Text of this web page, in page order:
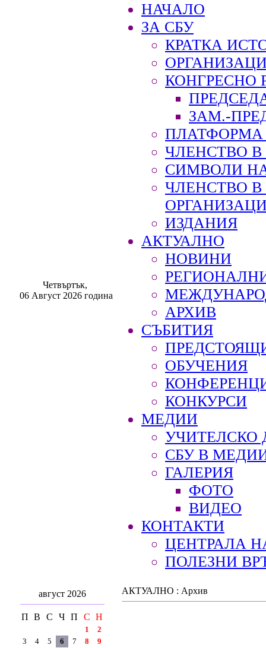
Четвъртък,
06 Август 2026 година
НАЧАЛО
ЗА СБУ
КРАТКА
КОНГРЕСНО
ЗАМ.-
ПЛАТФОРМА
ЧЛЕНСТВО В
СИМВОЛИ
ЧЛЕНСТВО
ИЗДАНИЯ
АКТУАЛНО
НОВИНИ
АРХИВ
СЪБИТИЯ
ОБУЧЕНИЯ
КОНКУРСИ
МЕДИИ
УЧИТЕЛСКО
СБУ В
ГАЛЕРИЯ
ФОТО
ВИДЕО
КОНТАКТИ
ЦЕНТРАЛА
ПОЛЕЗНИ
август 2026
П В С Ч П С Н
1
2
3
4 5 6 7 8
9
АКТУАЛНО : Архив